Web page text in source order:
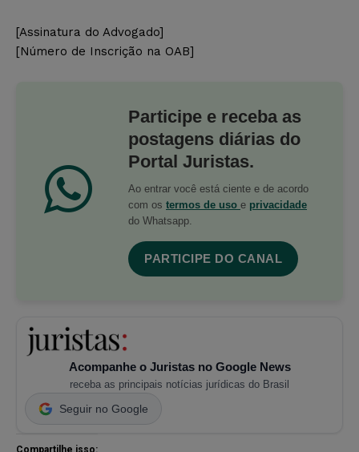
[Assinatura do Advogado]
[Número de Inscrição na OAB]
Participe e receba as
postagens diárias do
Portal Juristas.
Ao entrar você está ciente e de acordo
com os termos de uso e privacidade
do Whatsapp.
PARTICIPE DO CANAL
Acompanhe o Juristas no Google News
receba as principais notícias jurídicas do Brasil
Seguir no Google
Compartilhe isso: